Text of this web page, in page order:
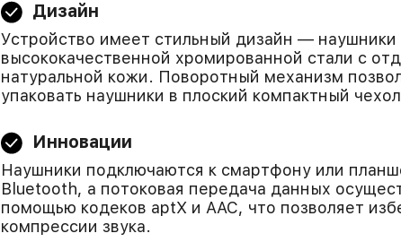
Дизайн
Устройство имеет стильный дизайн — наушники
высококачественной хромированной стали с
натуральной кожи. Поворотный механизм
упаковать наушники в плоский компактный
Инновации
Наушники подключаются к смартфону или
Bluetooth, а потоковая передача данных
помощью кодеков aptX и AAC, что позволяет
компрессии звука.